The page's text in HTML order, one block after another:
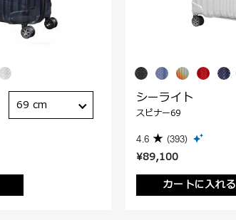
69 cm
¥89,100
カートに入れる
シーライト
スピナー69
4.6 (393)